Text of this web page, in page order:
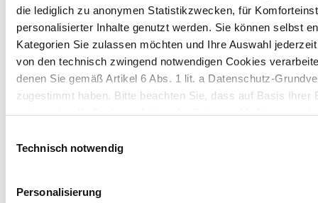
die lediglich zu anonymen Statistikzwecken, für
personalisierter Inhalte genutzt werden. Sie können selbst
Kategorien Sie zulassen möchten und Ihre Auswahl
von den technisch zwingend notwendigen Cookies
denen Sie gemäß Artikel 6 Abs. 1 lit. a Datenschutz-
zugestimmt haben. Bitte beachten Sie, dass auf Basis Ihrer
Weitere Informationen finden Sie in unserem
Drittstaaten:
Technisch notwendig
Personalisierung
Clinical Trial Supply Europe 2026 –
Barcelona
Mehr sehen